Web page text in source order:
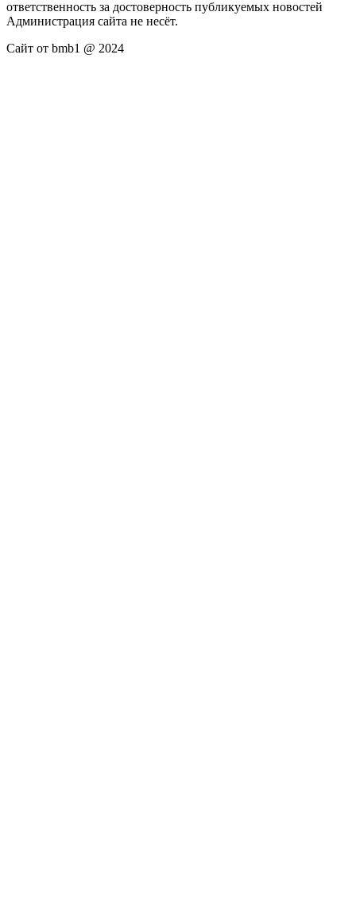
ответственность за достоверность публикуемых новостей
Администрация сайта не несёт.
Сайт от bmb1 @ 2024